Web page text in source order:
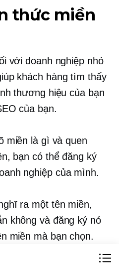
​​thức miền
với doanh nghiệp nhỏ
khách hàng tìm thấy
thương hiệu của bạn
của bạn.
miền là gì và quen
bạn có thể đăng ký
nghiệp của mình.
ra một tên miền,
không và đăng ký nó
miền mà bạn chọn.
là một phần quan